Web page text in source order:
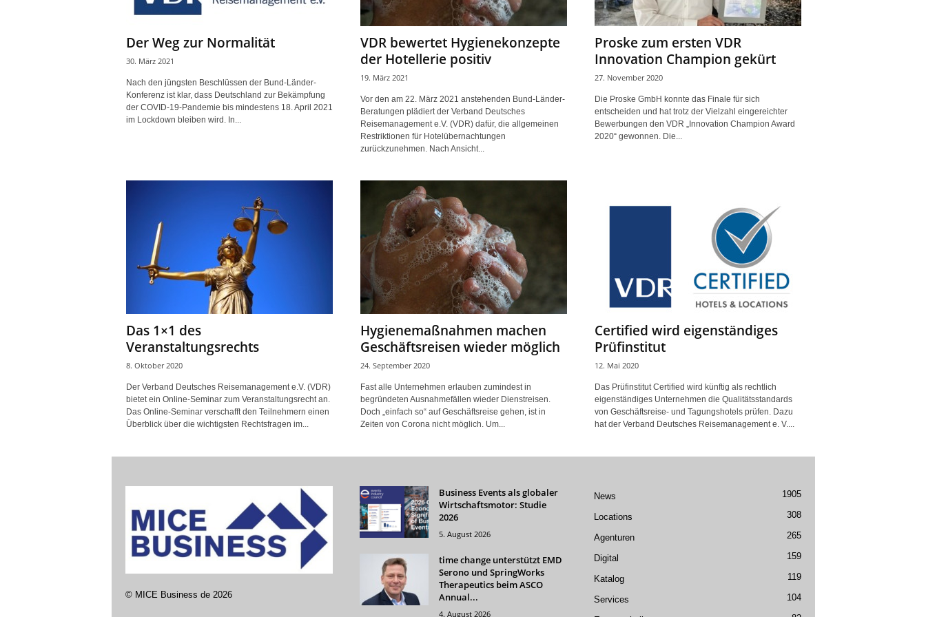
Der Weg zur Normalität
30. März 2021
Nach den jüngsten Beschlüssen der Bund-Länder-
Konferenz ist klar, dass Deutschland zur Bekämpfung
der COVID-19-Pandemie bis mindestens 18. April 2021
im Lockdown bleiben wird. In...
VDR bewertet Hygienekonzepte
der Hotellerie positiv
19. März 2021
Vor den am 22. März 2021 anstehenden Bund-Länder-
Beratungen plädiert der Verband Deutsches
Reisemanagement e.V. (VDR) dafür, die allgemeinen
Restriktionen für Hotelübernachtungen
zurückzunehmen. Nach Ansicht...
Proske zum ersten VDR
Innovation Champion gekürt
27. November 2020
Die Proske GmbH konnte das Finale für sich
entscheiden und hat trotz der Vielzahl eingereichter
Bewerbungen den VDR „Innovation Champion Award
2020“ gewonnen. Die...
Das 1×1 des
Veranstaltungsrechts
8. Oktober 2020
Der Verband Deutsches Reisemanagement e.V. (VDR)
bietet ein Online-Seminar zum Veranstaltungsrecht an.
Das Online-Seminar verschafft den Teilnehmern einen
Überblick über die wichtigsten Rechtsfragen im...
Hygienemaßnahmen machen
Geschäftsreisen wieder möglich
24. September 2020
Fast alle Unternehmen erlauben zumindest in
begründeten Ausnahmefällen wieder Dienstreisen.
Doch „einfach so“ auf Geschäftsreise gehen, ist in
Zeiten von Corona nicht möglich. Um...
Certified wird eigenständiges
Prüfinstitut
12. Mai 2020
Das Prüfinstitut Certified wird künftig als rechtlich
eigenständiges Unternehmen die Qualitätsstandards
von Geschäftsreise- und Tagungshotels prüfen. Dazu
hat der Verband Deutsches Reisemanagement e. V....
© MICE Business de2026
Business Events als globaler
Wirtschaftsmotor: Studie
2026
5. August 2026
time change unterstützt EMD
Serono und SpringWorks
Therapeutics beim ASCO
Annual...
4. August 2026
News 1905
Locations 308
Agenturen 265
Digital 159
Katalog 119
Services 104